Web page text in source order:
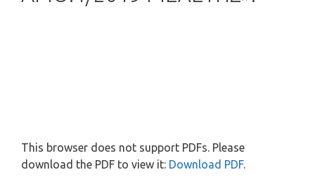
This browser does not support PDFs. Please
download the PDF to view it: Download PDF.